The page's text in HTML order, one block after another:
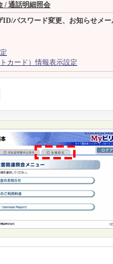
/ 通話明細照会
ID/パスワード変更、お知らせメ
カード）情報表示設定